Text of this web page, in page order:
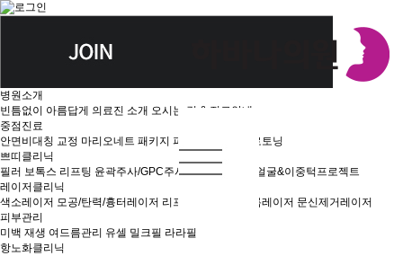
병원소개
빈틈없이 아름답게 의료진 소개 오시는 길 & 진료안내
중점진료
안면비대칭 교정 마리오네트 패키지 피부재생술
콰트로토닝
쁘띠클리닉
필러 보톡스 리프팅 윤곽주사/GPC주사 물광주사
작은얼굴&이중턱프로젝트
레이저클리닉
색소레이저 모공/탄력/흉터레이저 리프팅레이저 여드름레이저 문신제거레이저
피부관리
미백 재생 여드름관리 유셀 밀크필 라라필
항노화클리닉